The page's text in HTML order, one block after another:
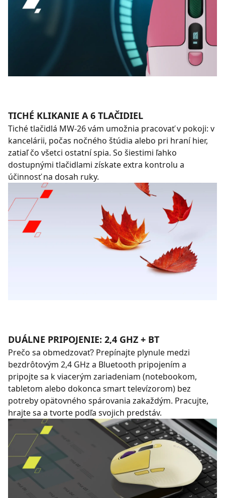
TICHÉ KLIKANIE A 6 TLAČIDIEL
Tiché tlačidlá MW-26 vám umožnia pracovať v pokoji: v
kancelárii, počas nočného štúdia alebo pri hraní hier,
zatiaľ čo všetci ostatní spia. So šiestimi ľahko
dostupnými tlačidlami získate extra kontrolu a
účinnosť na dosah ruky.
DUÁLNE PRIPOJENIE: 2,4 GHZ + BT
Prečo sa obmedzovať? Prepínajte plynule medzi
bezdrôtovým 2,4 GHz a Bluetooth pripojením a
pripojte sa k viacerým zariadeniam (notebookom,
tabletom alebo dokonca smart televízorom) bez
potreby opätovného spárovania zakaždým. Pracujte,
hrajte sa a tvorte podľa svojich predstáv.